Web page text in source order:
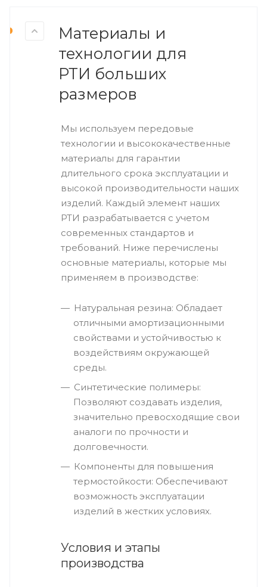
Материалы и
технологии для
РТИ больших
размеров
Мы используем передовые
технологии и высококачественные
материалы для гарантии
длительного срока эксплуатации и
высокой производительности наших
изделий. Каждый элемент наших
РТИ разрабатывается с учетом
современных стандартов и
требований. Ниже перечислены
основные материалы, которые мы
применяем в производстве:
Натуральная резина: Обладает
отличными амортизационными
свойствами и устойчивостью к
воздействиям окружающей
среды.
Синтетические полимеры:
Позволяют создавать изделия,
значительно превосходящие свои
аналоги по прочности и
долговечности.
Компоненты для повышения
термостойкости: Обеспечивают
возможность эксплуатации
изделий в жестких условиях.
Условия и этапы
производства